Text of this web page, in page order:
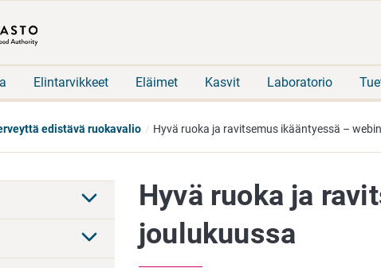
Elintarvikkeet Eläimet Kasvit Laboratorio
edistävä ruokavalio Hyvä ruoka ja ravitsemus ikääntyessä –
Hyvä ruoka ja
joulukuussa